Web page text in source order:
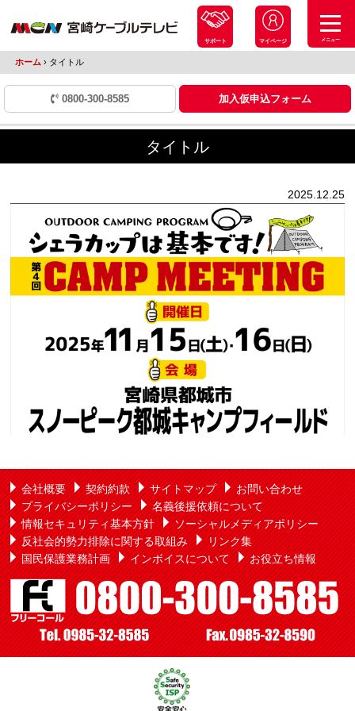
サポート マイページ メニュー
ホーム ›タイトル
0800-300-8585 加入仮申込フォーム
タイトル
2025.12.25
会社概要 契約約款 サイトマップ
お問い合わせ
プライバシーポリシー
名義後援依頼について
情報セキュリティ基本方針
ソーシャルメディアポリシー
反社会的勢力排除に関する取組み
リンク集
国民保護業務計画
インボイスについて お役立ち情報